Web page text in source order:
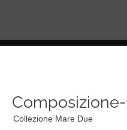
Composizione-
Collezione Mare Due